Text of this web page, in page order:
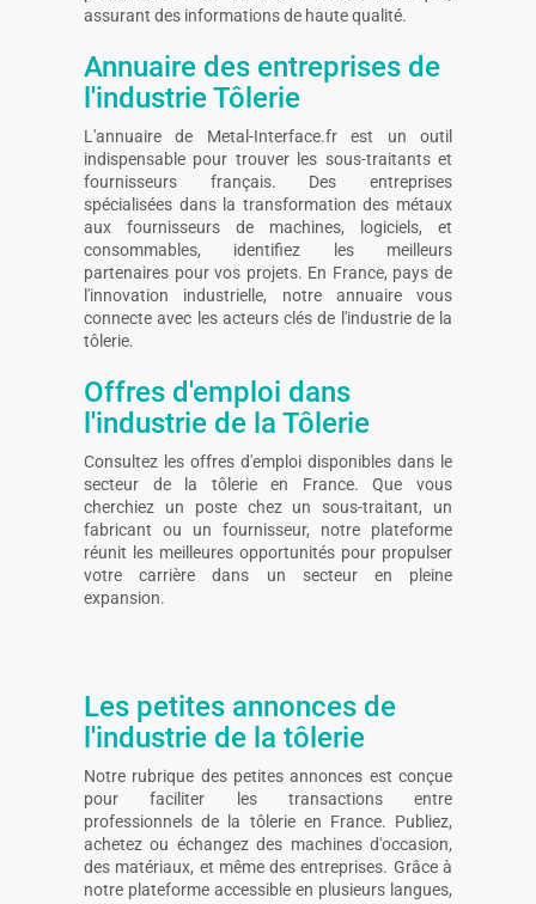
assurant des informations de haute qualité.
Annuaire des entreprises de
l'industrie Tôlerie
L'annuaire de Metal-Interface.fr est un outil
indispensable pour trouver les sous-traitants et
fournisseurs français. Des entreprises
spécialisées dans la transformation des métaux
aux fournisseurs de machines, logiciels, et
consommables, identifiez les meilleurs
partenaires pour vos projets. En France, pays de
l'innovation industrielle, notre annuaire vous
connecte avec les acteurs clés de l'industrie de la
tôlerie.
Offres d'emploi dans
l'industrie de la Tôlerie
Consultez les offres d'emploi disponibles dans le
secteur de la tôlerie en France. Que vous
cherchiez un poste chez un sous-traitant, un
fabricant ou un fournisseur, notre plateforme
réunit les meilleures opportunités pour propulser
votre carrière dans un secteur en pleine
expansion.
Les petites annonces de
l'industrie de la tôlerie
Notre rubrique des petites annonces est conçue
pour faciliter les transactions entre
professionnels de la tôlerie en France. Publiez,
achetez ou échangez des machines d'occasion,
des matériaux, et même des entreprises. Grâce à
notre plateforme accessible en plusieurs langues,